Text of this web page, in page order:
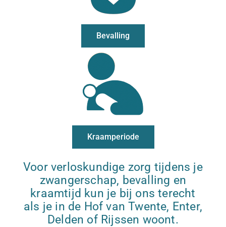
Bevalling
Kraamperiode
Voor verloskundige zorg tijdens je
zwangerschap, bevalling en
kraamtijd kun je bij ons terecht
als je in de Hof van Twente, Enter,
Delden of Rijssen woont.